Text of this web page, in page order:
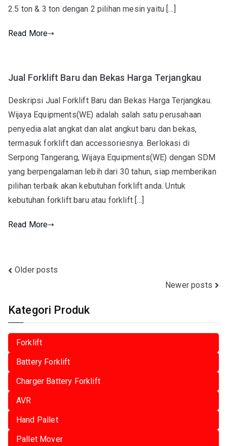
2.5 ton & 3 ton dengan 2 pilihan mesin yaitu […]
Read More
Jual Forklift Baru dan Bekas Harga Terjangkau
Deskripsi Jual Forklift Baru dan Bekas Harga Terjangkau.
Wijaya Equipments(WE) adalah salah satu perusahaan
penyedia alat angkat dan alat angkut baru dan bekas,
termasuk forklift dan accessoriesnya. Berlokasi di
Serpong Tangerang, Wijaya Equipments(WE) dengan SDM
yang berpengalaman lebih dari 30 tahun, siap memberikan
pilihan terbaik akan kebutuhan forklift anda. Untuk
kebutuhan forklift baru atau forklift […]
Read More
Posts
Older posts
Newer posts
Kategori Produk
Forklift
Battery Forklift
Charger Battery Forklift
AVR
Hand Pallet
Pallet Mover